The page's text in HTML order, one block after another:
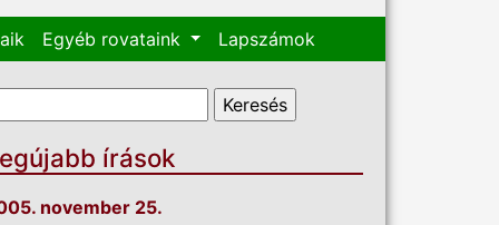
Egyéb rovataink Lapszámok
űrlap
írások
november 25.